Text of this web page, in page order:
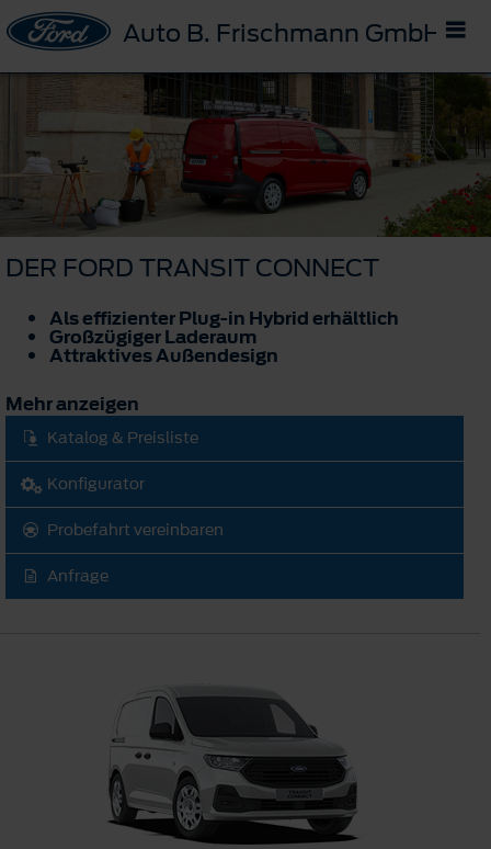
Auto B. Frischmann GmbH
DER FORD TRANSIT CONNECT
Als effizienter Plug-in Hybrid erhältlich
Großzügiger Laderaum
Attraktives Außendesign
Mehr anzeigen
Katalog & Preisliste
Konfigurator
Probefahrt vereinbaren
Anfrage